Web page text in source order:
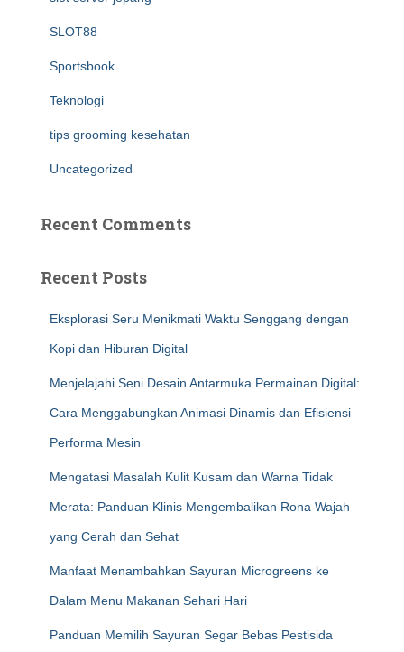
SLOT88
Sportsbook
Teknologi
tips grooming kesehatan
Uncategorized
Recent Comments
Recent Posts
Eksplorasi Seru Menikmati Waktu Senggang dengan
Kopi dan Hiburan Digital
Menjelajahi Seni Desain Antarmuka Permainan Digital:
Cara Menggabungkan Animasi Dinamis dan Efisiensi
Performa Mesin
Mengatasi Masalah Kulit Kusam dan Warna Tidak
Merata: Panduan Klinis Mengembalikan Rona Wajah
yang Cerah dan Sehat
Manfaat Menambahkan Sayuran Microgreens ke
Dalam Menu Makanan Sehari Hari
Panduan Memilih Sayuran Segar Bebas Pestisida